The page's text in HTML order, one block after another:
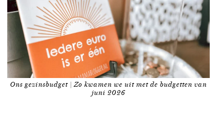
Ons gezinsbudget | Zo kwamen we uit met de budgetten van
juni 2026